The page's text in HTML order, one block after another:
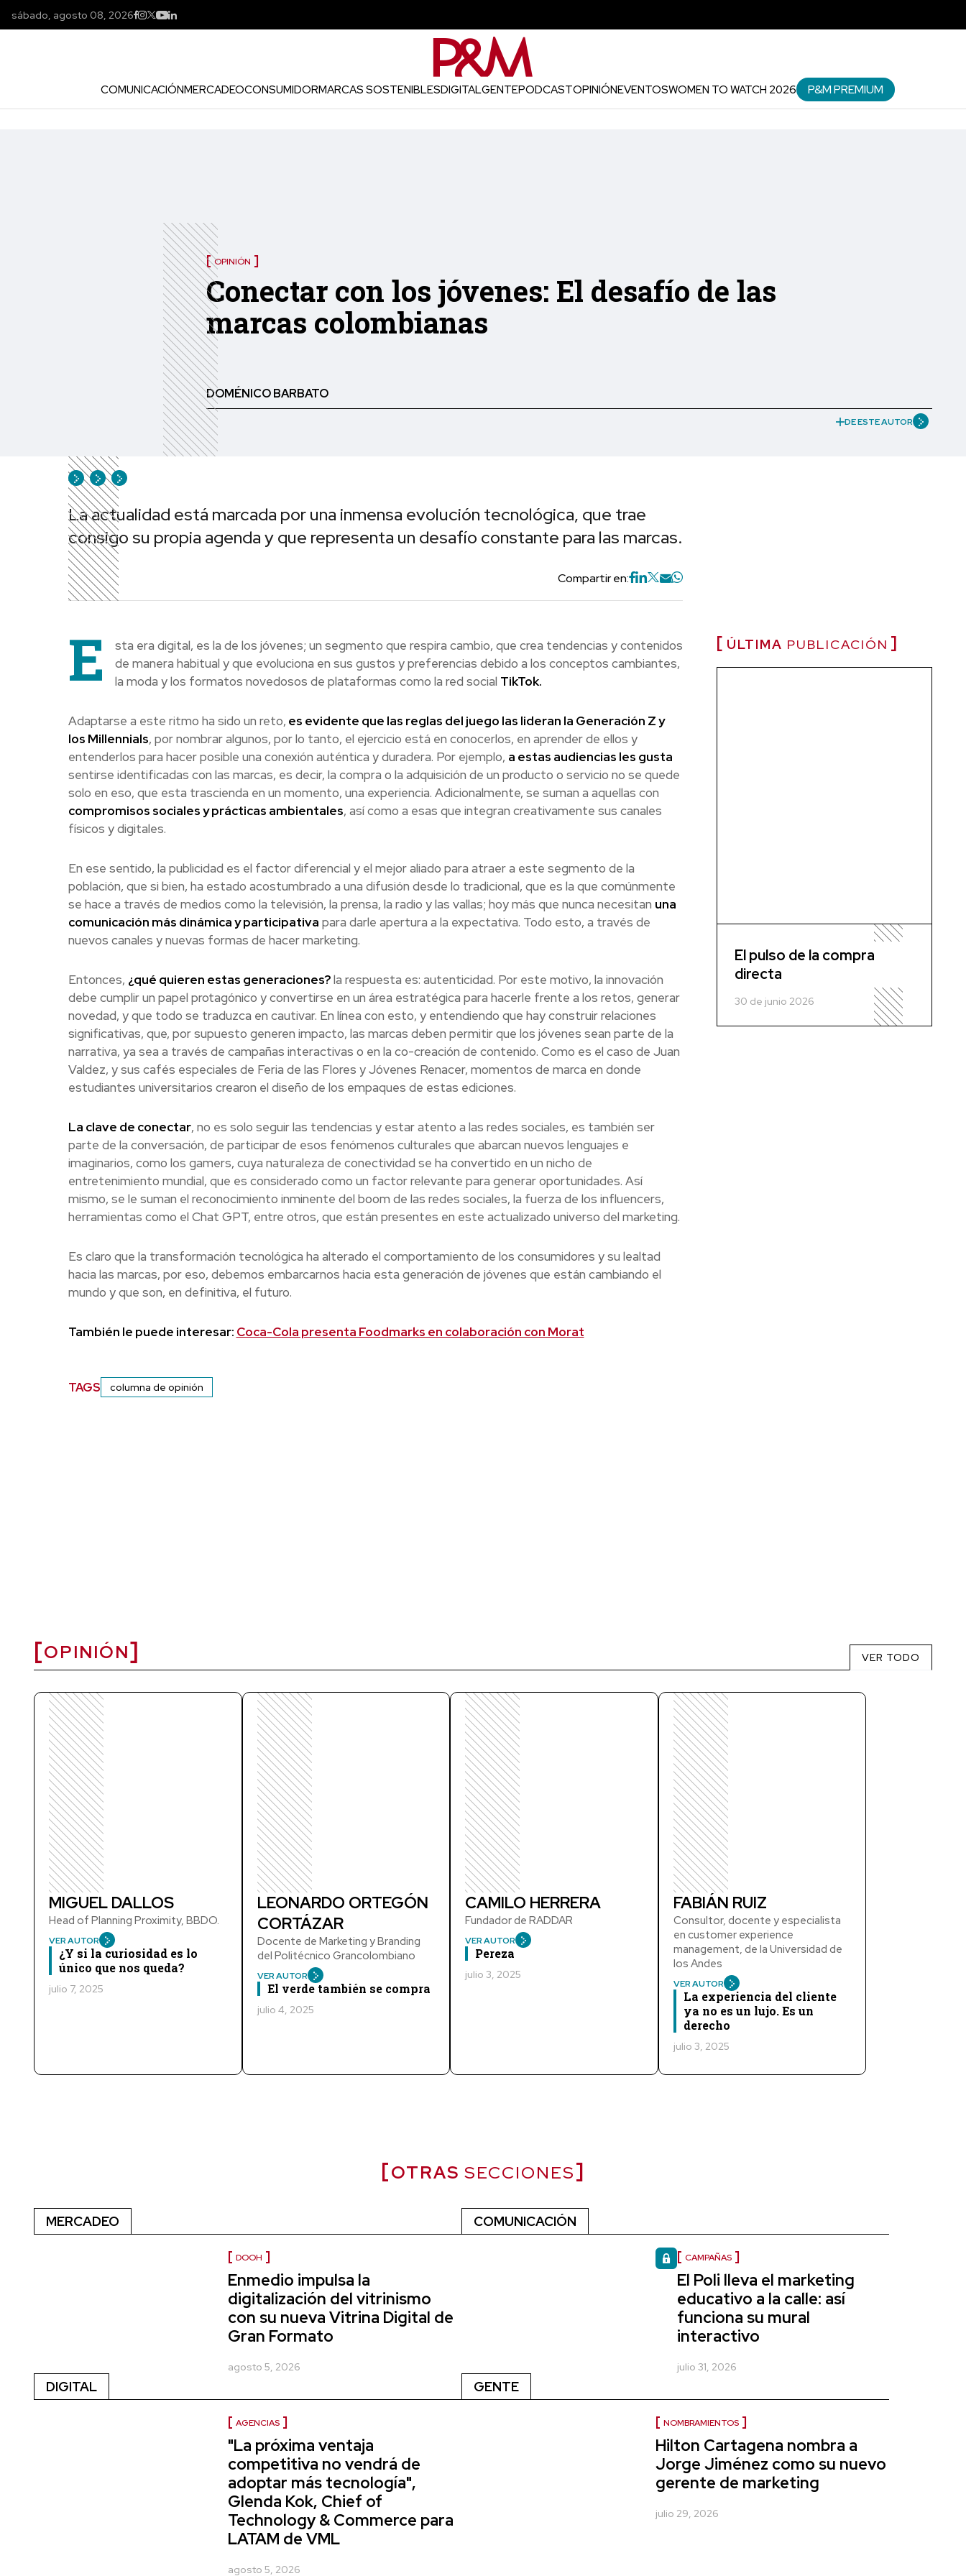
sábado, agosto 08, 2026
COMUNICACIÓNMERCADEOCONSUMIDORMARCAS SOSTENIBLESDIGITALGENTEPODCASTOPINIÓNEVENTOSWOMEN TO WATCH 2026 P&M PREMIUM
OPINIÓN
Conectar con los jóvenes: El desafío de las
marcas colombianas
DOMÉNICO BARBATO
DE ESTE AUTOR
La actualidad está marcada por una inmensa evolución tecnológica, que trae
consigo su propia agenda y que representa un desafío constante para las marcas.
Compartir en:
E
sta era digital, es la de los jóvenes; un segmento que respira cambio, que crea tendencias y contenidos
de manera habitual y que evoluciona en sus gustos y preferencias debido a los conceptos cambiantes,
la moda y los formatos novedosos de plataformas como la red social TikTok.
Adaptarse a este ritmo ha sido un reto, es evidente que las reglas del juego las lideran la Generación Z y
los Millennials, por nombrar algunos, por lo tanto, el ejercicio está en conocerlos, en aprender de ellos y
entenderlos para hacer posible una conexión auténtica y duradera. Por ejemplo, a estas audiencias les gusta
sentirse identificadas con las marcas, es decir, la compra o la adquisición de un producto o servicio no se quede
solo en eso, que esta trascienda en un momento, una experiencia. Adicionalmente, se suman a aquellas con
compromisos sociales y prácticas ambientales, así como a esas que integran creativamente sus canales
físicos y digitales.
En ese sentido, la publicidad es el factor diferencial y el mejor aliado para atraer a este segmento de la
población, que si bien, ha estado acostumbrado a una difusión desde lo tradicional, que es la que comúnmente
se hace a través de medios como la televisión, la prensa, la radio y las vallas; hoy más que nunca necesitan una
comunicación más dinámica y participativa para darle apertura a la expectativa. Todo esto, a través de
nuevos canales y nuevas formas de hacer marketing.
Entonces, ¿qué quieren estas generaciones?la respuesta es: autenticidad. Por este motivo, la innovación
debe cumplir un papel protagónico y convertirse en un área estratégica para hacerle frente a los retos, generar
novedad, y que todo se traduzca en cautivar. En línea con esto, y entendiendo que hay construir relaciones
significativas, que, por supuesto generen impacto, las marcas deben permitir que los jóvenes sean parte de la
narrativa, ya sea a través de campañas interactivas o en la co-creación de contenido. Como es el caso de Juan
Valdez, y sus cafés especiales de Feria de las Flores y Jóvenes Renacer, momentos de marca en donde
estudiantes universitarios crearon el diseño de los empaques de estas ediciones.
La clave de conectar, no es solo seguir las tendencias y estar atento a las redes sociales, es también ser
parte de la conversación, de participar de esos fenómenos culturales que abarcan nuevos lenguajes e
imaginarios, como los gamers, cuya naturaleza de conectividad se ha convertido en un nicho de
entretenimiento mundial, que es considerado como un factor relevante para generar oportunidades. Así
mismo, se le suman el reconocimiento inminente del boom de las redes sociales, la fuerza de los influencers,
herramientas como el Chat GPT, entre otros, que están presentes en este actualizado universo del marketing.
Es claro que la transformación tecnológica ha alterado el comportamiento de los consumidores y su lealtad
hacia las marcas, por eso, debemos embarcarnos hacia esta generación de jóvenes que están cambiando el
mundo y que son, en definitiva, el futuro.
También le puede interesar: Coca-Cola presenta Foodmarks en colaboración con Morat
TAGS columna de opinión
ÚLTIMA PUBLICACIÓN
El pulso de la compra
directa
30 de junio 2026
OPINIÓN VER TODO
MIGUEL DALLOS
Head of Planning Proximity, BBDO.
VER AUTOR
¿Y si la curiosidad es lo
único que nos queda?
julio 7, 2025
LEONARDO ORTEGÓN
CORTÁZAR
Docente de Marketing y Branding
del Politécnico Grancolombiano
VER AUTOR
El verde también se compra
julio 4, 2025
CAMILO HERRERA
Fundador de RADDAR
VER AUTOR
Pereza
julio 3, 2025
FABIÁN RUIZ
Consultor, docente y especialista
en customer experience
management, de la Universidad de
los Andes
VER AUTOR
La experiencia del cliente
ya no es un lujo. Es un
derecho
julio 3, 2025
OTRAS SECCIONES
MERCADEO
DOOH
Enmedio impulsa la
digitalización del vitrinismo
con su nueva Vitrina Digital de
Gran Formato
agosto 5, 2026
COMUNICACIÓN
CAMPAÑAS
El Poli lleva el marketing
educativo a la calle: así
funciona su mural
interactivo
julio 31, 2026
DIGITAL
AGENCIAS
"La próxima ventaja
competitiva no vendrá de
adoptar más tecnología",
Glenda Kok, Chief of
Technology & Commerce para
LATAM de VML
agosto 5, 2026
GENTE
NOMBRAMIENTOS
Hilton Cartagena nombra a
Jorge Jiménez como su nuevo
gerente de marketing
julio 29, 2026